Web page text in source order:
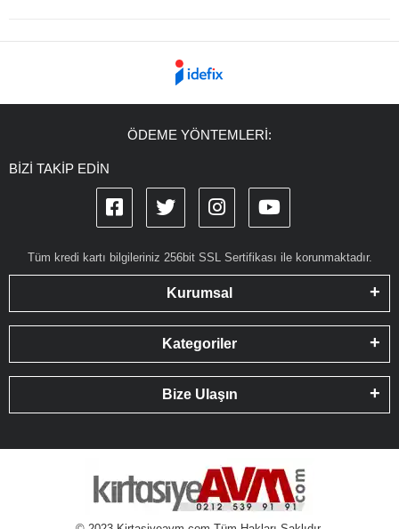
ÖDEME YÖNTEMLERİ:
BİZİ TAKİP EDİN
Tüm kredi kartı bilgileriniz 256bit SSL Sertifikası ile korunmaktadır.
Kurumsal
Kategoriler
Bize Ulaşın